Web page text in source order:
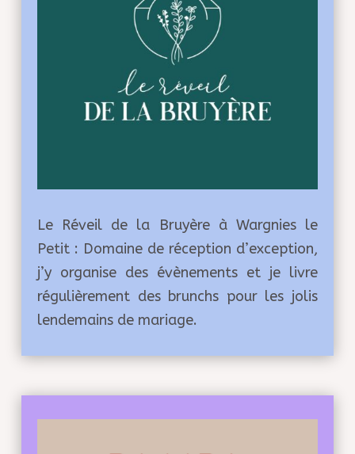
Le Réveil de la Bruyère à Wargnies le
Petit : Domaine de réception d’exception,
j’y organise des évènements et je livre
régulièrement des brunchs pour les jolis
lendemains de mariage.